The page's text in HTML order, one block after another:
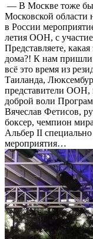
— В Москве тоже
Московской области
в России
летия ООН, с
Представляете,
дома?! К нам
всё это время из
Таиланда,
представители ООН,
доброй воли
Вячеслав Фетисов,
боксер, чемпион
Альбер II
мероприятия…